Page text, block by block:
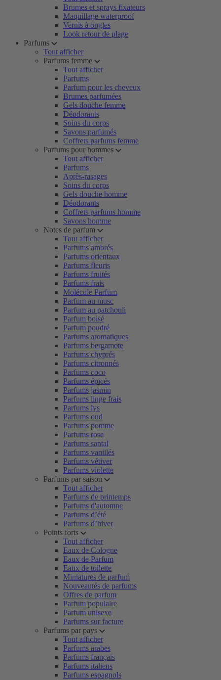
Brumes et sprays fixateurs
Maquillage waterproof
Vernis à ongles
Look retour de plage
Parfums
Tout afficher
Parfums femme
Tout afficher
Parfums
Parfum pour les cheveux
Brumes parfumées
Gels douche femme
Déodorants
Soins du corps
Savons parfumés
Coffrets parfums femme
Parfums pour hommes
Tout afficher
Parfums
Après-rasages
Soins du corps
Gels douche homme
Déodorants
Coffrets parfums homme
Savons homme
Notes de parfum
Tout afficher
Parfums ambrés
Parfums orientaux
Parfums fleuris
Parfums fruités
Parfums frais
Molécule Parfum
Parfum au musc
Parfum au patchouli
Parfum boisé
Parfum poudré
Parfums aromatiques
Parfums bergamote
Parfums chyprés
Parfums citronnés
Parfums coco
Parfums épicés
Parfums jasmin
Parfums linge frais
Parfums lys
Parfums oud
Parfums pomme
Parfums rose
Parfums santal
Parfums vanillés
Parfums vétiver
Parfums violette
Parfums par saison
Tout afficher
Parfums de printemps
Parfums d'automne
Parfums d’été
Parfums d’hiver
Points forts
Tout afficher
Eaux de Cologne
Eaux de Parfum
Eaux de toilette
Miniatures de parfum
Nouveautés de parfums
Offres de parfum
Parfum populaire
Parfum unisexe
Parfums sur facture
Parfums par pays
Tout afficher
Parfums arabes
Parfums français
Parfums italiens
Parfums espagnols